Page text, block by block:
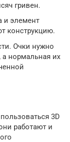
гривен.
и элемент
конструкцию.
Очки нужно
а нормальная их
3D
работают и